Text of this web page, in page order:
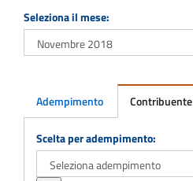
Seleziona il mese:
Adempimento Contribuente
Adempimento
Scelta per adempimento: